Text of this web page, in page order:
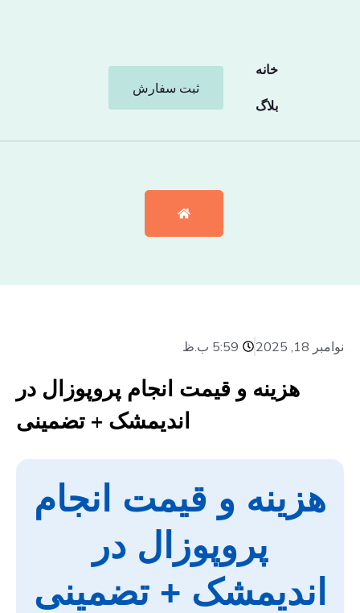
خانه
بلاگ
ثبت سفارش
نوامبر 18, 2025 5:59 ب.ظ
هزینه و قیمت انجام پروپوزال در
اندیمشک + تضمینی
هزینه و قیمت انجام
پروپوزال در
اندیمشک + تضمینی